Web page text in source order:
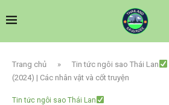
Trang chủ » Tin tức ngôi sao Thái Lan
(2024) | Các nhân vật và cốt truyện
Tin tức ngôi sao Thái Lan